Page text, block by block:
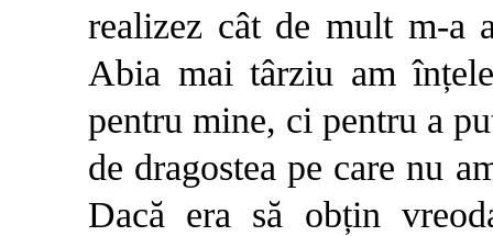
realizez cât de mult m-a
Abia mai târziu am
pentru mine, ci pentru a
de dragostea pe care nu
Dacă era să obțin